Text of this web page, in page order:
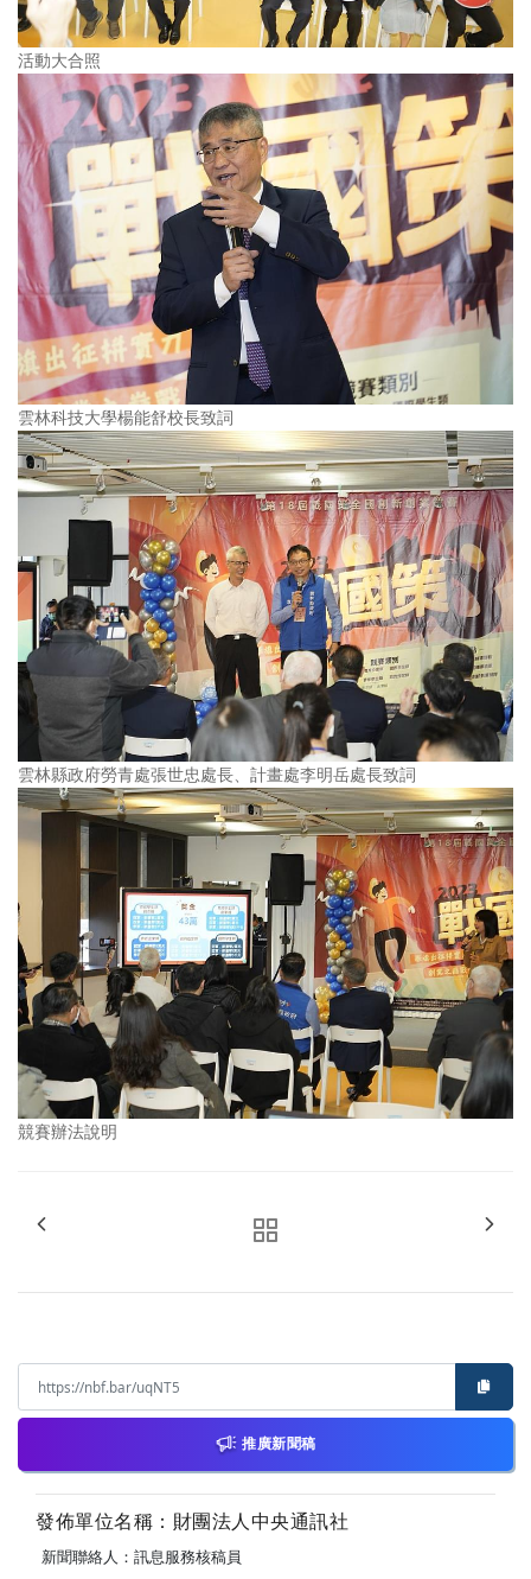
活動大合照
雲林科技大學楊能舒校長致詞
雲林縣政府勞青處張世忠處長、計畫處李明岳處長致詞
競賽辦法說明
推廣新聞稿
發佈單位名稱：財團法人中央通訊社
新聞聯絡人：訊息服務核稿員